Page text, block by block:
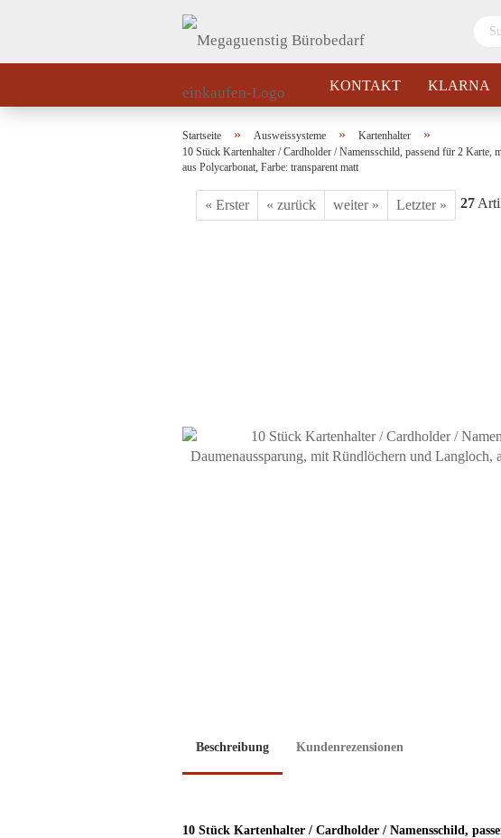
KONTAKT KLARNA
Startseite » Ausweissysteme » Kartenhalter »
10 Stück Kartenhalter / Cardholder / Namensschild, passend für 2 Karte,
aus Polycarbonat, Farbe: transparent matt
« Erster « zurück weiter » Letzter » 27
Beschreibung Kundenrezensionen
10 Stück Kartenhalter / Cardholder / Namensschild,